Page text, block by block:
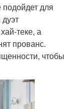
подойдет для
теке, а
прованс.
чтобы